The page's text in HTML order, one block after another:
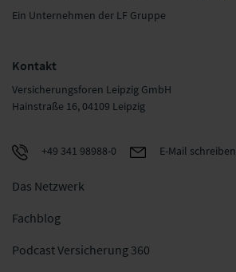
Ein Unternehmen der LF Gruppe
Kontakt
Versicherungsforen Leipzig GmbH
Hainstraße 16, 04109 Leipzig
+49 341 98988-0 E-Mail schreiben
Das Netzwerk
Fachblog
Podcast Versicherung 360